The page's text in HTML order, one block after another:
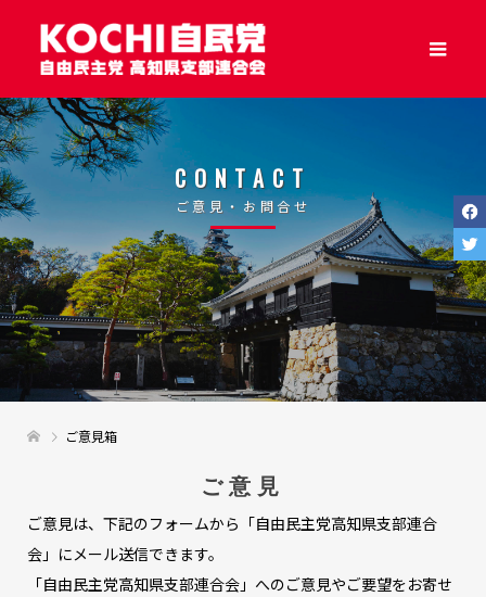
CONTACT
ご意見・お問合せ
ご意見箱
ご意見
ご意見は、下記のフォームから「自由民主党高知県支部連合
会」にメール送信できます。
「自由民主党高知県支部連合会」へのご意見やご要望をお寄せ